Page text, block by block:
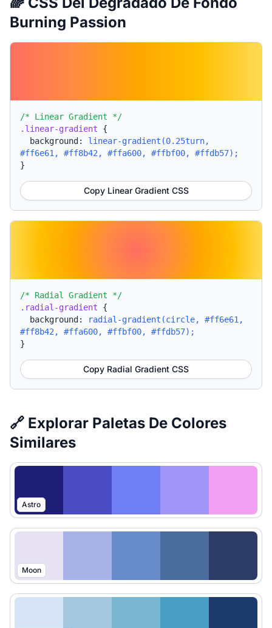
Burning Passion
/* Linear Gradient */
.linear-gradient {
background: linear-gradient(0.25turn,
#ff6e61, #ff8b42, #ffa600, #ffbf00, #ffdb57);
}
Copy Linear Gradient CSS
/* Radial Gradient */
.radial-gradient {
background:
radial-gradient(circle, #ff6e61,
#ff8b42, #ffa600, #ffbf00, #ffdb57);
}
Copy Radial Gradient CSS
🔗 Explorar Paletas De Colores
Similares
Astro
Moon